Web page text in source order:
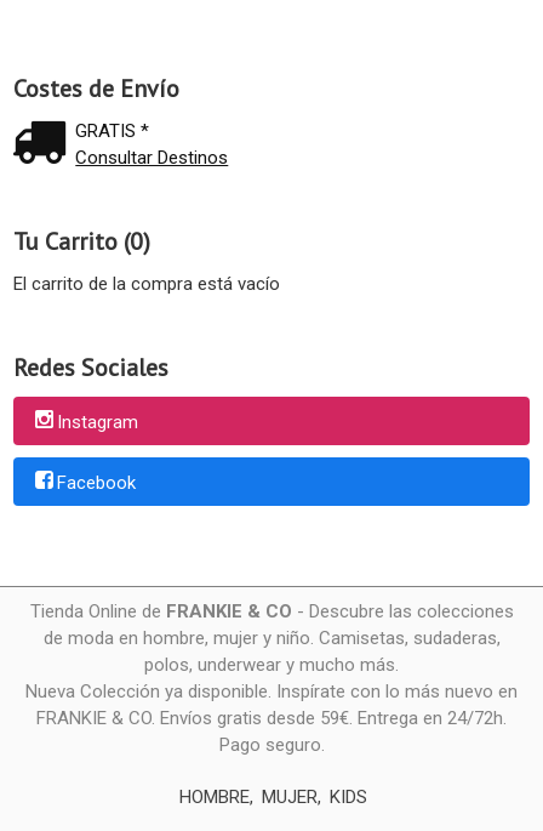
Costes de Envío
GRATIS *
Consultar Destinos
Tu Carrito (0)
El carrito de la compra está vacío
Redes Sociales
Instagram
Facebook
Tienda Online de FRANKIE & CO - Descubre las colecciones
de moda en hombre, mujer y niño. Camisetas, sudaderas,
polos, underwear y mucho más.
Nueva Colección ya disponible. Inspírate con lo más nuevo en
FRANKIE & CO. Envíos gratis desde 59€. Entrega en 24/72h.
Pago seguro.
HOMBRE MUJER KIDS